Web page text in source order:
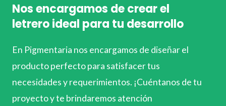
Nos encargamos de crear el
letrero ideal para tu desarrollo
En Pigmentaria nos encargamos de diseñar el
producto perfecto para satisfacer tus
necesidades y requerimientos. ¡Cuéntanos de tu
proyecto y te brindaremos atención